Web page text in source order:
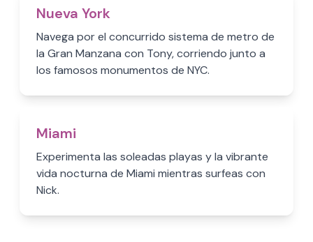
Nueva York
Navega por el concurrido sistema de metro de
la Gran Manzana con Tony, corriendo junto a
los famosos monumentos de NYC.
Miami
Experimenta las soleadas playas y la vibrante
vida nocturna de Miami mientras surfeas con
Nick.